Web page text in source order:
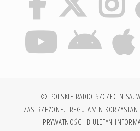
© POLSKIE RADIO SZCZECIN SA.
ZASTRZEŻONE. REGULAMIN
PRYWATNOŚCI BIULETYN